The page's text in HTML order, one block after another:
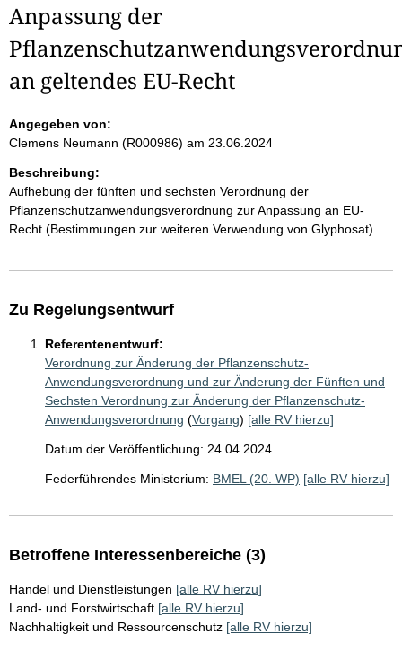
Anpassung der
an geltendes EU-Recht
Angegeben von:
Clemens Neumann (R000986) am 23.06.2024
Beschreibung:
Aufhebung der fünften und sechsten Verordnung der
Pflanzenschutzanwendungsverordnung zur Anpassung an EU-
Recht (Bestimmungen zur weiteren Verwendung von Glyphosat).
Zu Regelungsentwurf
Referentenentwurf:
Verordnung zur Änderung der Pflanzenschutz-
Anwendungsverordnung und zur Änderung der Fünften und
Sechsten Verordnung zur Änderung der Pflanzenschutz-
Anwendungsverordnung (Vorgang) [alle RV hierzu]
Datum der Veröffentlichung: 24.04.2024
Federführendes Ministerium: BMEL (20. WP) [alle RV hierzu]
Betroffene Interessenbereiche (3)
Handel und Dienstleistungen [alle RV hierzu]
Land- und Forstwirtschaft [alle RV hierzu]
Nachhaltigkeit und Ressourcenschutz [alle RV hierzu]